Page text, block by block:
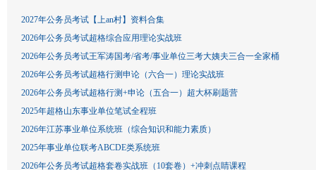
2027年公务员考试【上an村】资料合集
2026年公务员考试超格综合应用理论实战班
2026年公务员考试王军涛国考/省考/事业单位三考大姨夫三合一全家桶
2026年公务员考试超格行测申论（六合一）理论实战班
2026年公务员考试超格行测+申论（五合一）超大杯刷题营
2025年超格山东事业单位笔试全程班
2026年江苏事业单位系统班（综合知识和能力素质）
2025年事业单位联考ABCDE类系统班
2026年公务员考试超格套卷实战班（10套卷）+冲刺点睛课程